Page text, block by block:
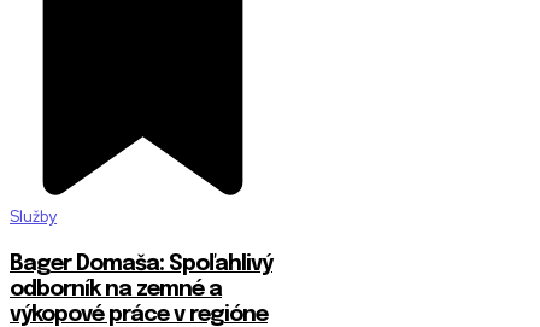
Služby
Bager Domaša: Spoľahlivý
odborník na zemné a
výkopové práce v regióne